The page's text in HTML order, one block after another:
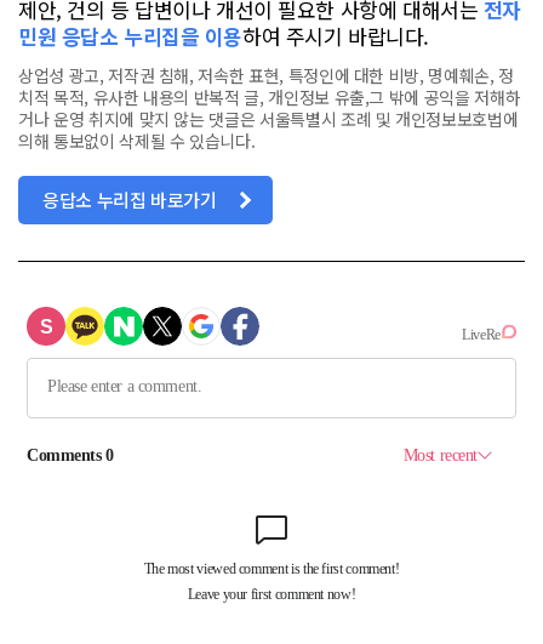
제안, 건의 등 답변이나 개선이 필요한 사항에 대해서는 전자
민원 응답소 누리집을 이용하여 주시기 바랍니다.
상업성 광고, 저작권 침해, 저속한 표현, 특정인에 대한 비방, 명예훼손, 정
치적 목적, 유사한 내용의 반복적 글, 개인정보 유출,그 밖에 공익을 저해하
거나 운영 취지에 맞지 않는 댓글은 서울특별시 조례 및 개인정보보호법에
의해 통보없이 삭제될 수 있습니다.
응답소 누리집 바로가기